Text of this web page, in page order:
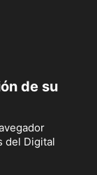
de su
del Digital